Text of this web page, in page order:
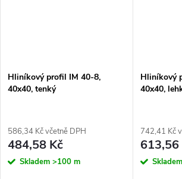
Hliníkový profil IM 40-8,
40x40, tenký
586,34 Kč včetně DPH
484,58 Kč
Skladem >100 m
Hliníkový
40x40,
742,41 Kč
613,56
Skladem